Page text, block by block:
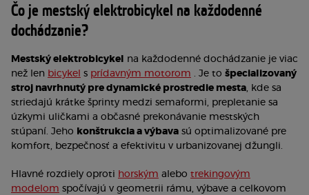
Čo je mestský elektrobicykel na každodenné
dochádzanie?
Mestský elektrobicykel
na každodenné dochádzanie je viac
než len bicykel s prídavným motorom . Je to špecializovaný
stroj navrhnutý pre dynamické prostredie mesta, kde sa
striedajú krátke šprinty medzi semaformi, prepletanie sa
úzkymi uličkami a občasné prekonávanie mestských
stúpaní. Jeho konštrukcia a výbava sú optimalizované pre
komfort, bezpečnosť a efektivitu v urbanizovanej džungli.
Hlavné rozdiely oproti horským alebo trekingovým
modelom spočívajú v geometrii rámu, výbave a celkovom